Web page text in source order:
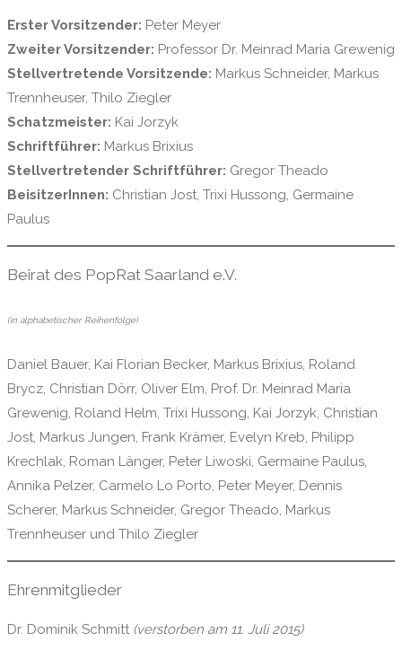
Erster Vorsitzender: Peter Meyer
Zweiter Vorsitzender: Professor Dr. Meinrad Maria Grewenig
Stellvertretende Vorsitzende: Markus Schneider, Markus
Trennheuser, Thilo Ziegler
Schatzmeister: Kai Jorzyk
Schriftführer: Markus Brixius
Stellvertretender Schriftführer: Gregor Theado
BeisitzerInnen: Christian Jost, Trixi Hussong, Germaine
Paulus
Beirat des PopRat Saarland e.V.
(in alphabetischer Reihenfolge)
Daniel Bauer, Kai Florian Becker, Markus Brixius, Roland
Brycz, Christian Dörr, Oliver Elm, Prof. Dr. Meinrad Maria
Grewenig, Roland Helm, Trixi Hussong, Kai Jorzyk, Christian
Jost, Markus Jungen, Frank Krämer, Evelyn Kreb, Philipp
Krechlak, Roman Länger, Peter Liwoski, Germaine Paulus,
Annika Pelzer, Carmelo Lo Porto, Peter Meyer, Dennis
Scherer, Markus Schneider, Gregor Theado, Markus
Trennheuser und Thilo Ziegler
Ehrenmitglieder
Dr. Dominik Schmitt (verstorben am 11. Juli 2015)